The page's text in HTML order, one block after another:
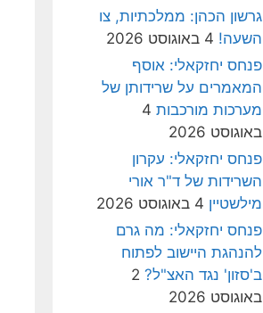
גרשון הכהן: ממלכתיות, צו
השעה! 4 באוגוסט 2026
פנחס יחזקאלי: אוסף
המאמרים על שרידותן של
מערכות מורכבות 4
באוגוסט 2026
פנחס יחזקאלי: עקרון
השרידות של ד"ר אורי
מילשטיין 4 באוגוסט 2026
פנחס יחזקאלי: מה גרם
להנהגת היישוב לפתוח
ב'סזון' נגד האצ"ל? 2
באוגוסט 2026